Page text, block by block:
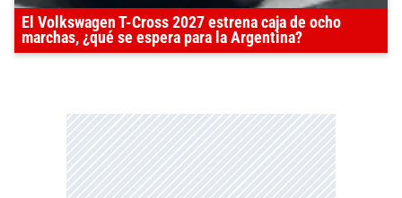
El Volkswagen T-Cross 2027 estrena caja de ocho
marchas, ¿qué se espera para la Argentina?